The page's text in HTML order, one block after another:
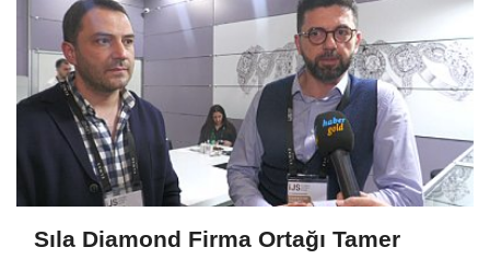
Sıla Diamond Firma Ortağı Tamer